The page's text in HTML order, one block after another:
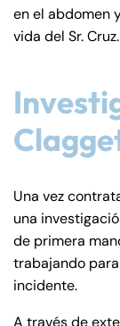
en el abdomen
vida del Sr. Cruz.
Una vez
una
de primera
trabajando
incidente.
A través de